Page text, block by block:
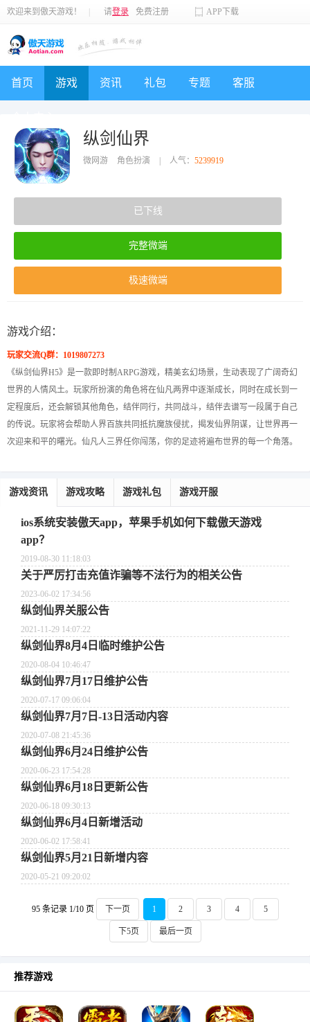
欢迎来到傲天游戏！ 请登录 免费注册 APP下载
首页 游戏 资讯 礼包 专题 客服
纵剑仙界
微网游 角色扮演 人气： 5239919
已下线
完整微端
极速微端
游戏介绍：
玩家交流Q群：1019807273
《纵剑仙界H5》是一款即时制ARPG游戏，精美玄幻场景，生动表现了广阔奇幻
世界的人情风土。玩家所扮演的角色将在仙凡两界中逐渐成长，同时在成长到一
定程度后，还会解锁其他角色，结伴同行，共同战斗，结伴去谱写一段属于自己
的传说。玩家将会帮助人界百族共同抵抗魔族侵扰，揭发仙界阴谋，让世界再一
次迎来和平的曙光。仙凡人三界任你闯荡，你的足迹将遍布世界的每一个角落。
游戏资讯 游戏攻略 游戏礼包 游戏开服
ios系统安装傲天app，苹果手机如何下载傲天游戏
app？
2019-08-30 11:18:03
关于严厉打击充值诈骗等不法行为的相关公告
2023-06-02 17:34:56
纵剑仙界关服公告
2021-11-29 14:07:22
纵剑仙界8月4日临时维护公告
2020-08-04 10:46:47
纵剑仙界7月17日维护公告
2020-07-17 09:06:04
纵剑仙界7月7日-13日活动内容
2020-07-08 21:45:36
纵剑仙界6月24日维护公告
2020-06-23 17:54:28
纵剑仙界6月18日更新公告
2020-06-18 09:30:13
纵剑仙界6月4日新增活动
2020-06-02 17:58:41
纵剑仙界5月21日新增内容
2020-05-21 09:20:02
95 条记录 1/10 页 下一页 1 2 3 4 5
下5页 最后一页
推荐游戏